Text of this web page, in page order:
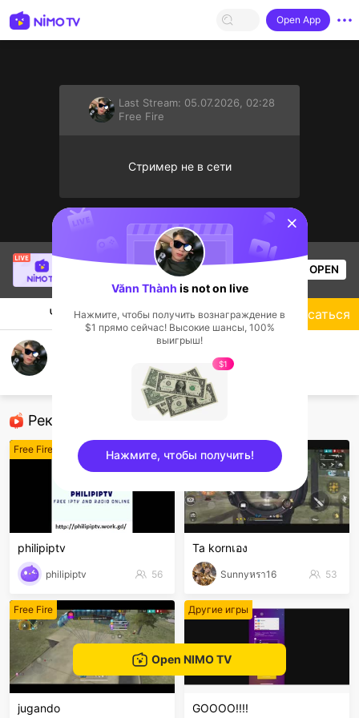
Open App
Last Stream: 05.07.2026, 02:28
Free Fire
Стример не в сети
Thầy Giáo Mười is live!
League of Legends
5.3k OPEN
Чат Стример
Vănn Thành's Live Channel
Рекомендованные стримеры
Free Fire
philipiptv
philipiptv 56
Ta kornเอง
Sunnyหรา16 53
Free Fire
jugando
Другие игры
GOOOO!!!!
Подписаться
Open NIMO TV
sentinelStart
Vănn Thành is not on live
Нажмите, чтобы получить вознаграждение в
$1 прямо сейчас! Высокие шансы, 100%
выигрыш!
$1
Нажмите, чтобы получить!
sentinelEnd